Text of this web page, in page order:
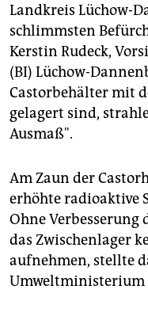
epaper login
Landkreis Lüchow-
schlimmsten
Kerstin Rudeck,
(BI) Lüchow-
Castorbehälter mit
gelagert sind,
Ausmaß".
Am Zaun der
erhöhte radioaktive
Ohne Verbesserung
das Zwischenlager
aufnehmen, stellte
Umweltministerium